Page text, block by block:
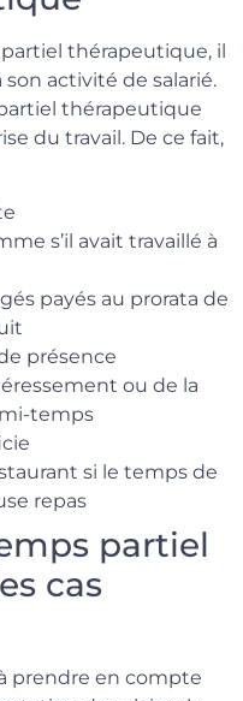
partiel thérapeutique, il
activité de salarié.
thérapeutique
du travail. De ce fait,
s’il avait travaillé à
payés au prorata de
présence
ou de la
temps
si le temps de
repas
partiel
cas
prendre en compte